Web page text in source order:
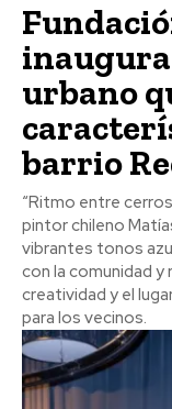
urbano
barrio
“Ritmo entre
pintor chileno
vibrantes tonos
con la comunidad y
creatividad y el
para los vecinos.